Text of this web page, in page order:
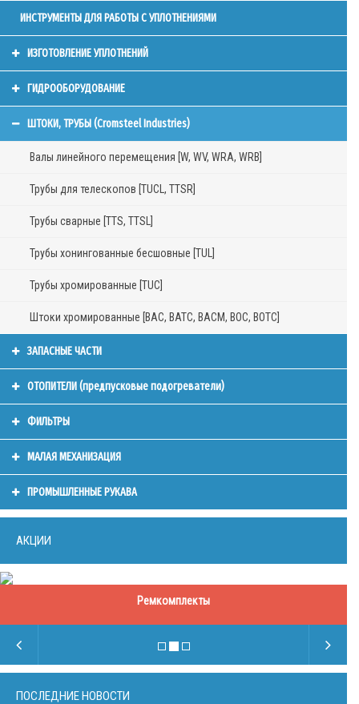
ИНСТРУМЕНТЫ ДЛЯ РАБОТЫ С УПЛОТНЕНИЯМИ
ИЗГОТОВЛЕНИЕ УПЛОТНЕНИЙ
ГИДРООБОРУДОВАНИЕ
ШТОКИ, ТРУБЫ (Cromsteel Industries)
Валы линейного перемещения [W, WV, WRA, WRB]
Трубы для телескопов [TUCL, TTSR]
Трубы сварные [TTS, TTSL]
Трубы хонингованные бесшовные [TUL]
Трубы хромированные [TUC]
Штоки хромированные [BAC, BATC, BACM, BOC, BOTC]
ЗАПАСНЫЕ ЧАСТИ
ОТОПИТЕЛИ (предпусковые подогреватели)
ФИЛЬТРЫ
МАЛАЯ МЕХАНИЗАЦИЯ
ПРОМЫШЛЕННЫЕ РУКАВА
АКЦИИ
Ремкомплекты
Запасные части
ПОСЛЕДНИЕ НОВОСТИ